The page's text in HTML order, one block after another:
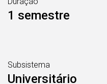
1 semestre
Subsistema
Universitário